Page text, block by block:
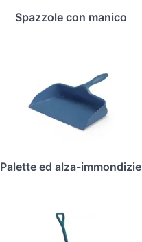
Spazzole con manico
Palette ed alza-immondizie